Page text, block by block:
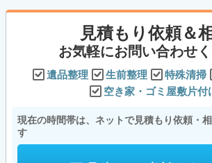
見積もり依頼＆
お気軽にお問い合わせ
遺品整理 生前整理 特殊清掃
空き家・ゴミ屋敷片付
現在の時間帯は、ネットで見積もり依頼・
す